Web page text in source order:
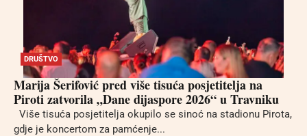
DRUŠTVO
Marija Šerifović pred više tisuća posjetitelja na
Piroti zatvorila „Dane dijaspore 2026“ u Travniku
Više tisuća posjetitelja okupilo se sinoć na stadionu Pirota,
gdje je koncertom za pamćenje...